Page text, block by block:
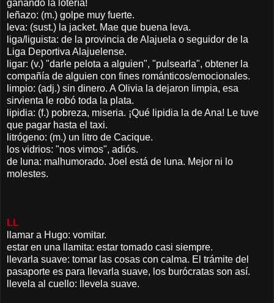
ganando la lotería!
leñazo: (m.) golpe muy fuerte.
leva: (sust.) la jacket. Mae que buena leva.
liga/liguista: de la provincia de Alajuela o seguidor de la
Liga Deportiva Alajuelense.
ligar: (v.) "darle pelota a alguien", "pulsearla", obtener la
compañía de alguien con fines románticos/emocionales.
limpio: (adj.) sin dinero. A Olivia la dejaron limpia, esa
sirvienta le robó toda la plata.
lipidia: (f.) pobreza, miseria. ¡Qué lipidia la de Ana! Le tuve
que pagar hasta el taxi.
litrógeno: (m.) un litro de Cacique.
los vidrios: "nos vimos", adiós.
de luna: malhumorado. Joel está de luna. Mejor ni lo
molestes.
LL
llamar a Hugo: vomitar.
estar en una llamita: estar tomado casi siempre.
llevarla suave: tomar las cosas con calma. El trámite del
pasaporte es para llevarla suave, los burócratas son así.
llevela al cuello: llevela suave.